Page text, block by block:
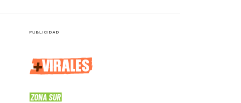
+VIRALES
ZONA SUR